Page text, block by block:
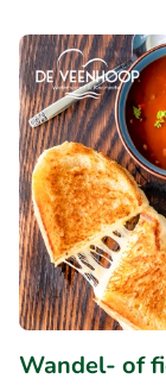
Wandel- of